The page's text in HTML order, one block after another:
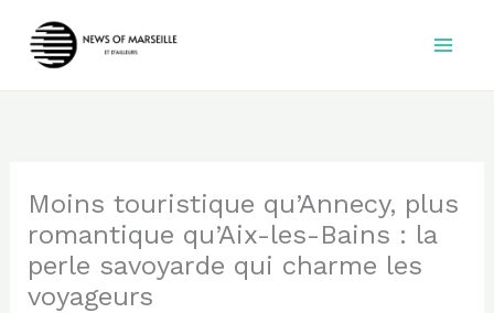
Moins touristique qu’Annecy, plus
romantique qu’Aix-les-Bains : la
perle savoyarde qui charme les
voyageurs